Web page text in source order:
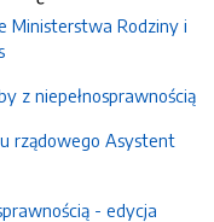
Ministerstwa Rodziny i
z niepełnosprawnością
rządowego Asystent
- edycja